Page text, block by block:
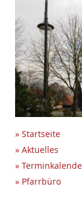
» Startseite
» Aktuelles
»
» Pfarrbüro